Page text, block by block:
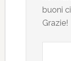
buoni
Grazie!